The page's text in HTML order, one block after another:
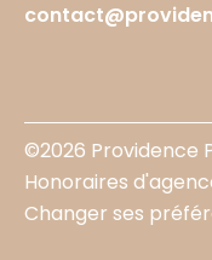
©2026 Providence
Honoraires
Changer ses